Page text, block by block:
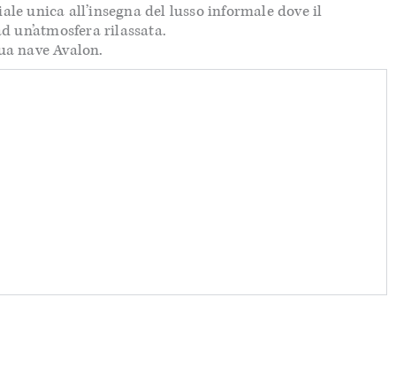
unica all’insegna del lusso informale dove il
un’atmosfera rilassata.
nave Avalon.